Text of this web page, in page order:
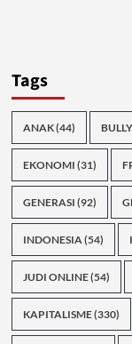
Tags
ANAK(44)
EKONOMI (31)
GENERASI (92)
INDONESIA(54)
JUDI ONLINE(54)
KAPITALISME(330)